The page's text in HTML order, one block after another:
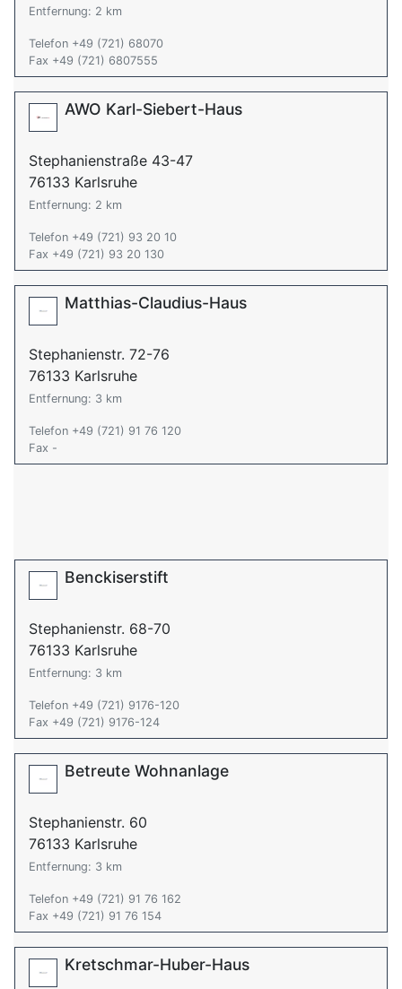
Entfernung: 2 km
Telefon +49 (721) 68070
Fax +49 (721) 6807555
AWO Karl-Siebert-Haus
Stephanienstraße 43-47
76133 Karlsruhe
Entfernung: 2 km
Telefon +49 (721) 93 20 10
Fax +49 (721) 93 20 130
Matthias-Claudius-Haus
Stephanienstr. 72-76
76133 Karlsruhe
Entfernung: 3 km
Telefon +49 (721) 91 76 120
Fax -
Benckiserstift
Stephanienstr. 68-70
76133 Karlsruhe
Entfernung: 3 km
Telefon +49 (721) 9176-120
Fax +49 (721) 9176-124
Betreute Wohnanlage
Stephanienstr. 60
76133 Karlsruhe
Entfernung: 3 km
Telefon +49 (721) 91 76 162
Fax +49 (721) 91 76 154
Kretschmar-Huber-Haus